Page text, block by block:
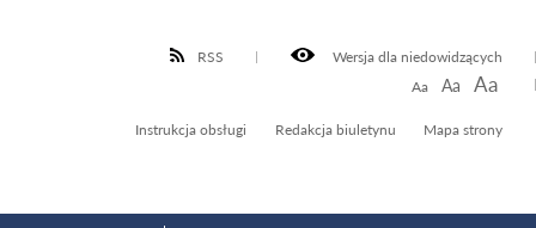
Wersja dla niedowidzących
RSS
Aa Aa Aa
Instrukcja obsługi Redakcja biuletynu Mapa strony